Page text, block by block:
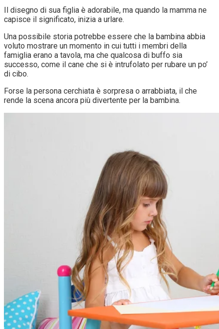
Il disegno di sua figlia è adorabile, ma quando la mamma ne
capisce il significato, inizia a urlare.
Una possibile storia potrebbe essere che la bambina abbia
voluto mostrare un momento in cui tutti i membri della
famiglia erano a tavola, ma che qualcosa di buffo sia
successo, come il cane che si è intrufolato per rubare un po’
di cibo.
Forse la persona cerchiata è sorpresa o arrabbiata, il che
rende la scena ancora più divertente per la bambina.